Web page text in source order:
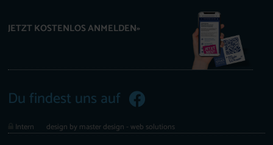
JETZT KOSTENLOS ANMELDEN»
Du findest uns auf
design by master design - web solutions
Intern